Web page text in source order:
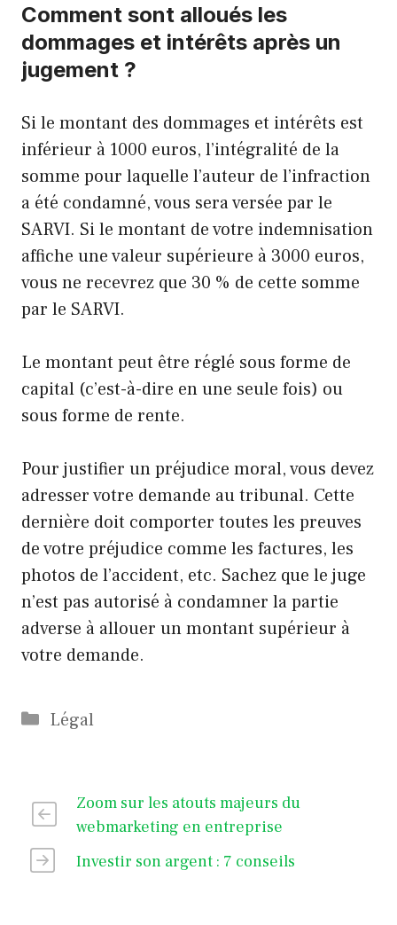
Comment sont alloués les
dommages et intérêts après un
jugement ?
Si le montant des dommages et intérêts est
inférieur à 1000 euros, l’intégralité de la
somme pour laquelle l’auteur de l’infraction
a été condamné, vous sera versée par le
SARVI. Si le montant de votre indemnisation
affiche une valeur supérieure à 3000 euros,
vous ne recevrez que 30 % de cette somme
par le SARVI.
Le montant peut être réglé sous forme de
capital (c’est-à-dire en une seule fois) ou
sous forme de rente.
Pour justifier un préjudice moral, vous devez
adresser votre demande au tribunal. Cette
dernière doit comporter toutes les preuves
de votre préjudice comme les factures, les
photos de l’accident, etc. Sachez que le juge
n’est pas autorisé à condamner la partie
adverse à allouer un montant supérieur à
votre demande.
Catégories
Légal
Zoom sur les atouts majeurs du
webmarketing en entreprise
Investir son argent : 7 conseils